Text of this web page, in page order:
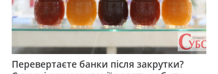
Перевертаєте банки після закрутки?